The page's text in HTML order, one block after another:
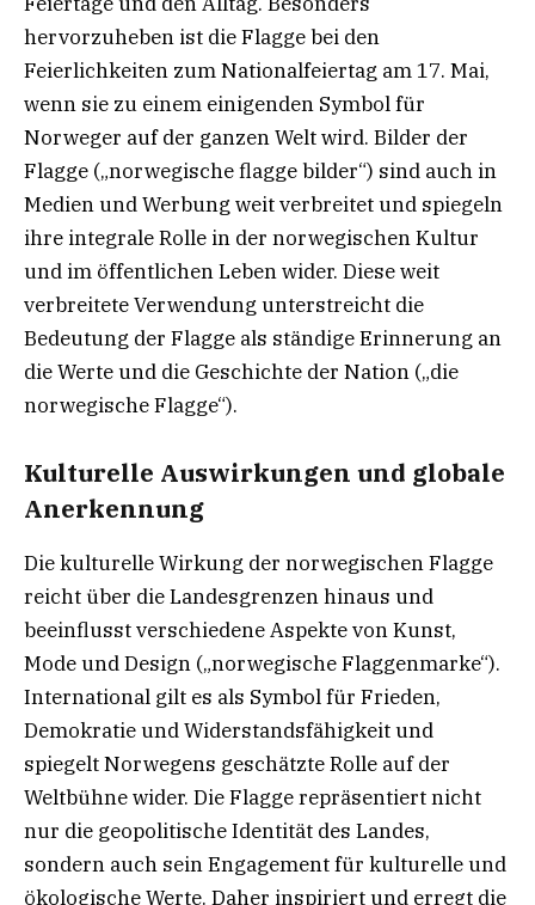
hervorzuheben ist die Flagge bei den
Feierlichkeiten zum Nationalfeiertag am 17. Mai,
wenn sie zu einem einigenden Symbol für
Norweger auf der ganzen Welt wird. Bilder der
Flagge („norwegische flagge bilder“) sind auch in
Medien und Werbung weit verbreitet und spiegeln
ihre integrale Rolle in der norwegischen Kultur
und im öffentlichen Leben wider. Diese weit
verbreitete Verwendung unterstreicht die
Bedeutung der Flagge als ständige Erinnerung an
die Werte und die Geschichte der Nation („die
norwegische Flagge“).
Kulturelle Auswirkungen und globale
Anerkennung
Die kulturelle Wirkung der norwegischen Flagge
reicht über die Landesgrenzen hinaus und
beeinflusst verschiedene Aspekte von Kunst,
Mode und Design („norwegische Flaggenmarke“).
International gilt es als Symbol für Frieden,
Demokratie und Widerstandsfähigkeit und
spiegelt Norwegens geschätzte Rolle auf der
Weltbühne wider. Die Flagge repräsentiert nicht
nur die geopolitische Identität des Landes,
sondern auch sein Engagement für kulturelle und
ökologische Werte. Daher inspiriert und erregt die